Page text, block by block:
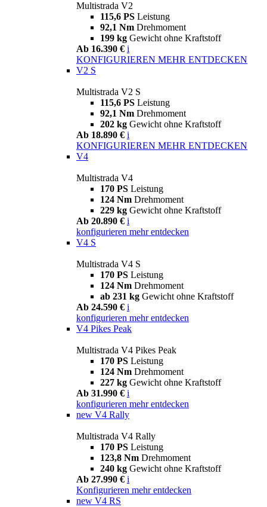
Multistrada V2
115,6 PS Leistung
92,1 Nm Drehmoment
199 kg Gewicht ohne Kraftstoff
Ab 16.390 € i
KONFIGURIEREN MEHR ENTDECKEN
V2 S
Multistrada V2 S
115,6 PS Leistung
92,1 Nm Drehmoment
202 kg Gewicht ohne Kraftstoff
Ab 18.890 € i
KONFIGURIEREN MEHR ENTDECKEN
V4
Multistrada V4
170 PS Leistung
124 Nm Drehmoment
229 kg Gewicht ohne Kraftstoff
Ab 20.890 € i
konfigurieren mehr entdecken
V4 S
Multistrada V4 S
170 PS Leistung
124 Nm Drehmoment
ab 231 kg Gewicht ohne Kraftstoff
Ab 24.590 € i
konfigurieren mehr entdecken
V4 Pikes Peak
Multistrada V4 Pikes Peak
170 PS Leistung
124 Nm Drehmoment
227 kg Gewicht ohne Kraftstoff
Ab 31.990 € i
konfigurieren mehr entdecken
new V4 Rally
Multistrada V4 Rally
170 PS Leistung
123,8 Nm Drehmoment
240 kg Gewicht ohne Kraftstoff
Ab 27.990 € i
Konfigurieren mehr entdecken
new V4 RS